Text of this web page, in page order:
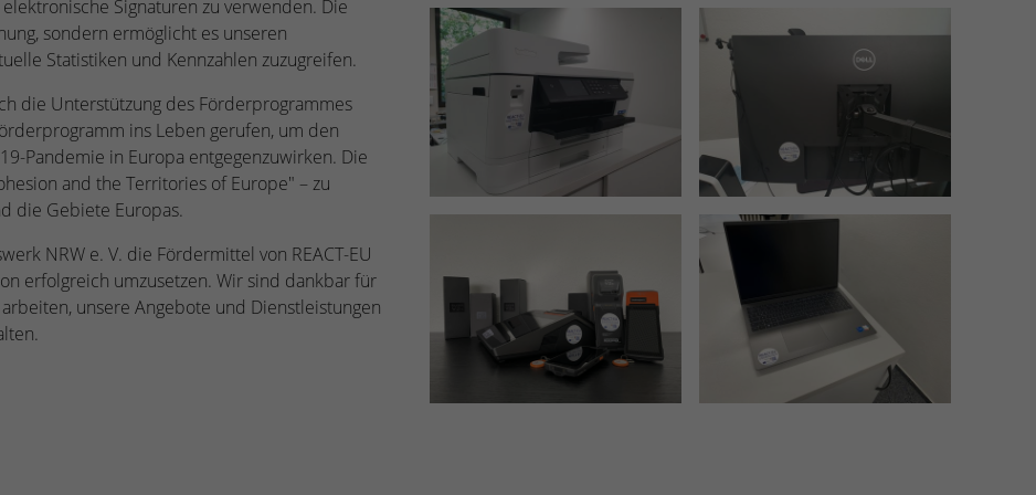
Signaturen zu verwenden. Die
sondern ermöglicht es unseren
Statistiken und Kennzahlen zuzugreifen.
die Unterstützung des Förderprogrammes
ins Leben gerufen, um den
Pandemie in Europa entgegenzuwirken. Die
and the Territories of Europe" – zu
die Gebiete Europas.
NRW e. V. die Fördermittel von REACT-EU
erfolgreich umzusetzen. Wir sind dankbar für
unsere Angebote und Dienstleistungen
Zugang zu geschützten Bereichen gewährt.
weisen eine randoly generierte Nummer zu, um
eindeutige Besucher zu identifizieren.
Anbieter Google Analytics
Laufzeit
Dieses Cookie wird von Google Analytics
installiert. Das Cookie wird verwendet, um
Informationen darüber zu speichern, wie
Besucher eine Website nutzen, und hilft bei der
Erstellung eines Analyseberichts darüber, wie es
umfassen die Anzahl der Besucher, die Quelle,